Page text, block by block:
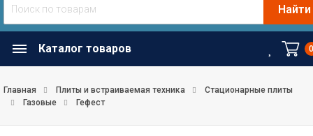
Найти
Каталог товаров
Главная Плиты и встраиваемая техника
Стационарные плиты
Газовые
Гефест